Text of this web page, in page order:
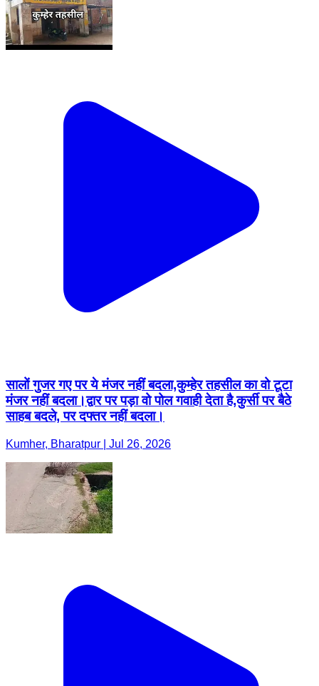
सालों गुजर गए पर ये मंजर नहीं बदला,कुम्हेर तहसील का वो टूटा
मंजर नहीं बदला।द्वार पर पड़ा वो पोल गवाही देता है,कुर्सी पर बैठे
साहब बदले, पर दफ्तर नहीं बदला।
Kumher, Bharatpur | Jul 26, 2026